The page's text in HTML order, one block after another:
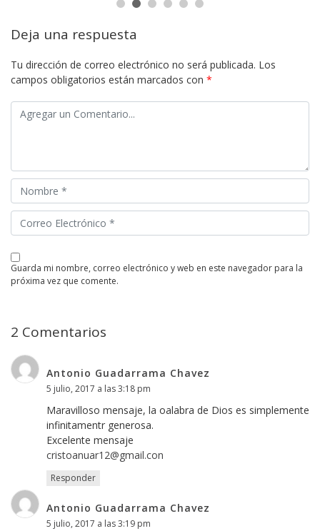
Deja una respuesta
Tu dirección de correo electrónico no será publicada. Los
campos obligatorios están marcados con *
guarda mi nombre, correo electrónico y web en este navegador para la
próxima vez que comente.
2 Comentarios
Antonio Guadarrama Chavez
5 julio, 2017 a las 3:18 pm
Maravilloso mensaje, la oalabra de Dios es simplemente
infinitamentr generosa.
Excelente mensaje
cristoanuar12@gmail.con
Responder
Antonio Guadarrama Chavez
5 julio, 2017 a las 3:19 pm